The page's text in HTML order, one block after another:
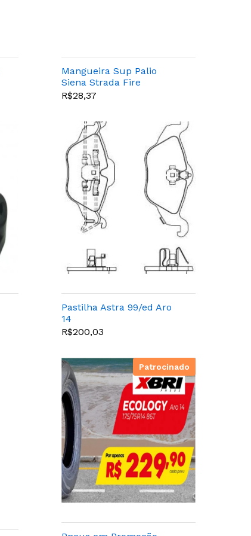
Mangueira Sup Palio
Siena Strada Fire
R$28,37
Pastilha Astra 99/ed Aro
14
R$200,03
Patrocinado